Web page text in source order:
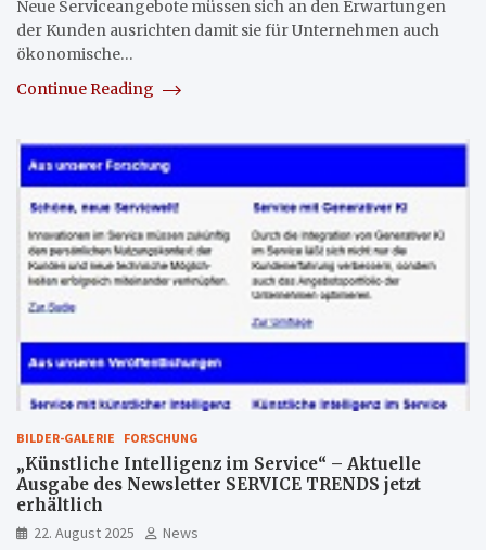
Neue Serviceangebote müssen sich an den Erwartungen
der Kunden ausrichten damit sie für Unternehmen auch
ökonomische…
Continue Reading
BILDER-GALERIE FORSCHUNG
„Künstliche Intelligenz im Service“ – Aktuelle
Ausgabe des Newsletter SERVICE TRENDS jetzt
erhältlich
22. August 2025
News